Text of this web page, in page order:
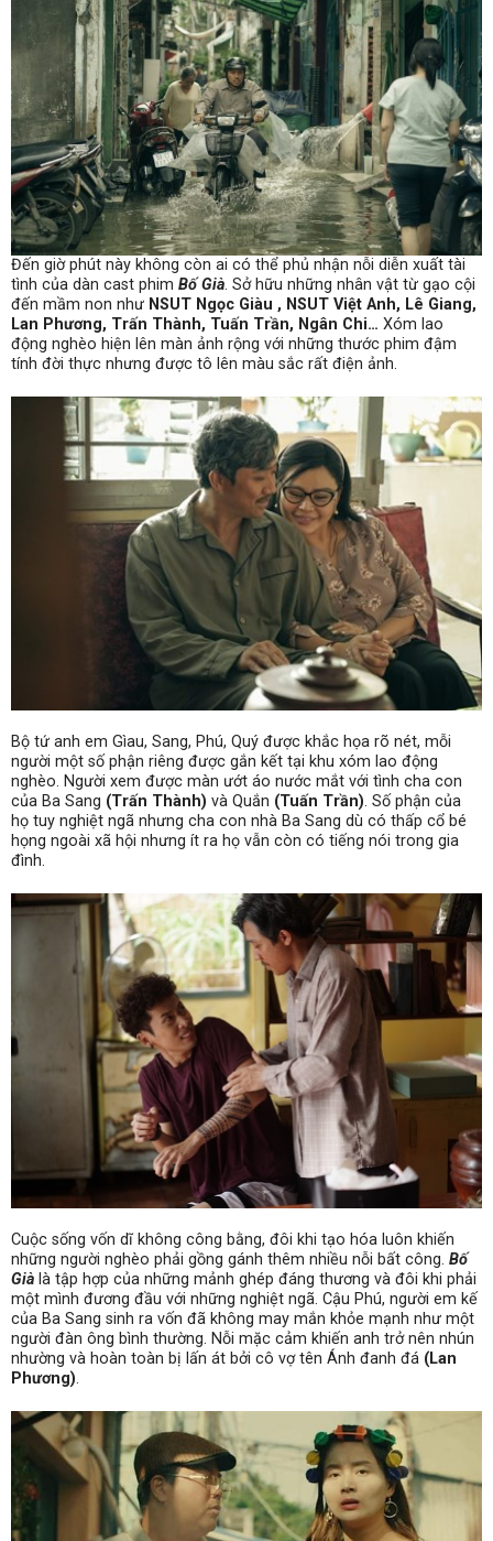
Đến giờ phút này không còn ai có thể phủ nhận nỗi diễn xuất tài
tình của dàn cast phim Bố Già. Sở hữu những nhân vật từ gạo cội
đến mầm non như NSUT Ngọc Giàu , NSUT Việt Anh, Lê Giang,
Lan Phương, Trấn Thành, Tuấn Trần, Ngân Chi… Xóm lao
động nghèo hiện lên màn ảnh rộng với những thước phim đậm
tính đời thực nhưng được tô lên màu sắc rất điện ảnh.
Bộ tứ anh em Gìau, Sang, Phú, Quý được khắc họa rõ nét, mỗi
người một số phận riêng được gắn kết tại khu xóm lao động
nghèo. Người xem được màn ướt áo nước mắt với tình cha con
của Ba Sang (Trấn Thành) và Quắn (Tuấn Trần). Số phận của
họ tuy nghiệt ngã nhưng cha con nhà Ba Sang dù có thấp cổ bé
họng ngoài xã hội nhưng ít ra họ vẫn còn có tiếng nói trong gia
đình.
Cuộc sống vốn dĩ không công bằng, đôi khi tạo hóa luôn khiến
những người nghèo phải gồng gánh thêm nhiều nỗi bất công. Bố
Già là tập hợp của những mảnh ghép đáng thương và đôi khi phải
một mình đương đầu với những nghiệt ngã. Cậu Phú, người em kế
của Ba Sang sinh ra vốn đã không may mắn khỏe mạnh như một
người đàn ông bình thường. Nỗi mặc cảm khiến anh trở nên nhún
nhường và hoàn toàn bị lấn át bởi cô vợ tên Ánh đanh đá (Lan
Phương).